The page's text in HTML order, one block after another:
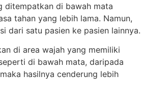
ditempatkan di bawah mata
tahan yang lebih lama. Namun,
dari satu pasien ke pasien lainnya.
di area wajah yang memiliki
di bawah mata, daripada
hasilnya cenderung lebih